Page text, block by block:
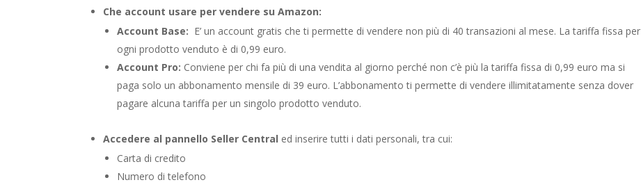
Che account usare per vendere su Amazon:
Account Base: E’ un account gratis che ti permette di vendere non più di 40 transazioni al mese. La tariffa fissa per
ogni prodotto venduto è di 0,99 euro.
Account Pro: Conviene per chi fa più di una vendita al giorno perché non c’è più la tariffa fissa di 0,99 euro ma si
paga solo un abbonamento mensile di 39 euro. L’abbonamento ti permette di vendere illimitatamente senza dover
pagare alcuna tariffa per un singolo prodotto venduto.
Accedere al pannello Seller Central ed inserire tutti i dati personali, tra cui:
Carta di credito
Numero di telefono